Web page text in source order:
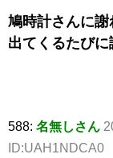
鳩時計さんに謝
出てくるたびに
588: 名無しさん
ID:UAH1NDCA0